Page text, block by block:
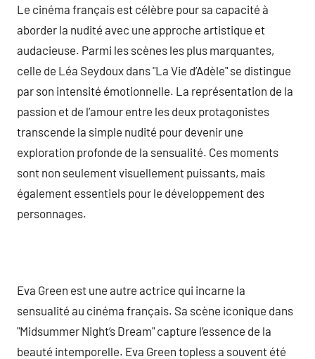
Le cinéma français est célèbre pour sa capacité à
aborder la nudité avec une approche artistique et
audacieuse. Parmi les scènes les plus marquantes,
celle de Léa Seydoux dans "La Vie d’Adèle" se distingue
par son intensité émotionnelle. La représentation de la
passion et de l’amour entre les deux protagonistes
transcende la simple nudité pour devenir une
exploration profonde de la sensualité. Ces moments
sont non seulement visuellement puissants, mais
également essentiels pour le développement des
personnages.
Eva Green est une autre actrice qui incarne la
sensualité au cinéma français. Sa scène iconique dans
"Midsummer Night’s Dream" capture l’essence de la
beauté intemporelle. Eva Green topless a souvent été